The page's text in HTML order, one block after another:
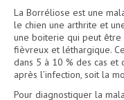
La Borréliose est une
le chien une arthrite et
une boiterie qui peut être
fièvreux et léthargique.
dans 5 à 10 % des cas et
après l’infection, soit la
Pour diagnostiquer la